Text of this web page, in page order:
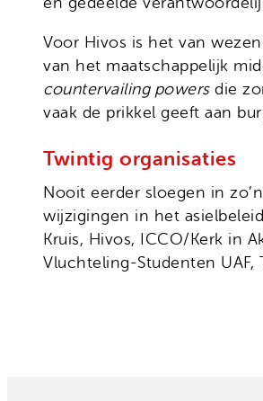
Voor Hivos is het van
van het maatschappelijk
countervailing powersdie
vaak de prikkel geeft aan
Twintig organisaties
Nooit eerder sloegen in
wijzigingen in het
Kruis, Hivos, ICCO/Kerk in
Vluchteling-Studenten UAF,